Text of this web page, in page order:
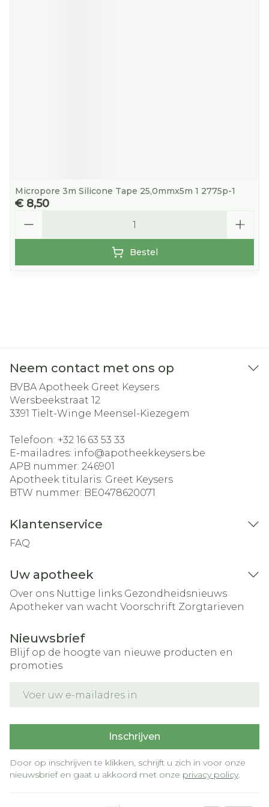
Micropore 3m Silicone Tape 25,0mmx5m 1 2775p-1
€ 8,50
Bestel
Neem contact met ons op
BVBA Apotheek Greet Keysers
Wersbeekstraat 12
3391 Tielt-Winge Meensel-Kiezegem
Telefoon: +32 16 63 53 33
E-mailadres: info@apotheekkeysers.be
APB nummer: 246901
Apotheek titularis: Greet Keysers
BTW nummer: BE0478620071
Klantenservice
FAQ
Uw apotheek
Over ons Nuttige links Gezondheidsnieuws
Apotheker van wacht Voorschrift Zorgtarieven
Nieuwsbrief
Blijf op de hoogte van nieuwe producten en
promoties
Inschrijven
Door op inschrijven te klikken, schrijft u zich in voor onze
nieuwsbrief en gaat u akkoord met onze privacy policy.